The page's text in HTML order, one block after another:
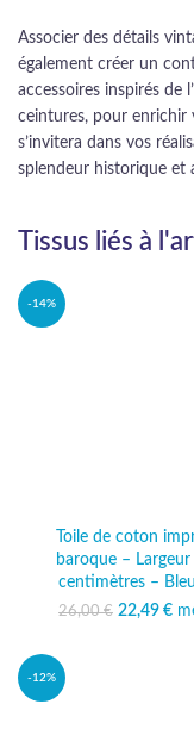
Associer des détails
également créer un
accessoires inspirés de
ceintures, pour enrichir
s’invitera dans vos
splendeur historique et
Tissus liés à
-14%
Toile de coton
baroque –
centimètres –
26,00€ Le prix
22,49 €
-12%